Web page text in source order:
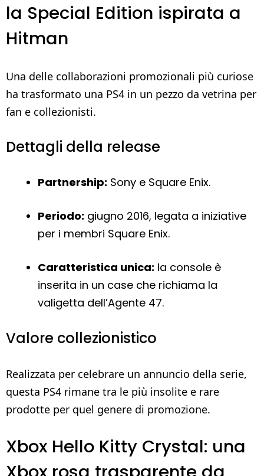
la Special Edition ispirata a
Hitman
Una delle collaborazioni promozionali più curiose
ha trasformato una PS4 in un pezzo da vetrina per
fan e collezionisti.
Dettagli della release
Partnership: Sony e Square Enix.
Periodo: giugno 2016, legata a iniziative
per i membri Square Enix.
Caratteristica unica: la console è
inserita in un case che richiama la
valigetta dell’Agente 47.
Valore collezionistico
Realizzata per celebrare un annuncio della serie,
questa PS4 rimane tra le più insolite e rare
prodotte per quel genere di promozione.
Xbox Hello Kitty Crystal: una